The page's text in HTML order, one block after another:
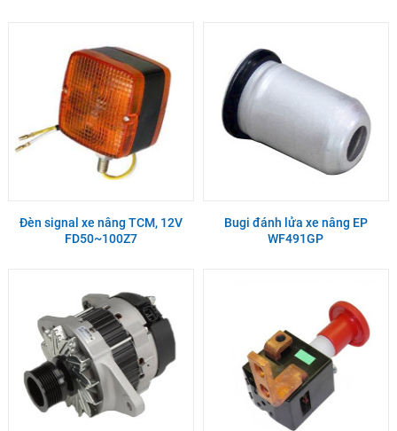
Đèn signal xe nâng TCM, 12V
FD50~100Z7
Bugi đánh lửa xe nâng EP
WF491GP